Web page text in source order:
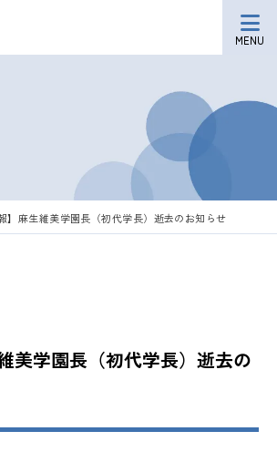
MENU
報】麻生維美学園長（初代学長）逝去のお知らせ
美学園長（初代学長）逝去の